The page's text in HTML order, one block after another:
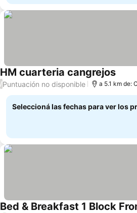
HM cuarteria cangrejosVer
/Puntuación no disponible a 5.1 km de:
Seleccioná las fechas para ver los
Bed & Breakfast 1 Block